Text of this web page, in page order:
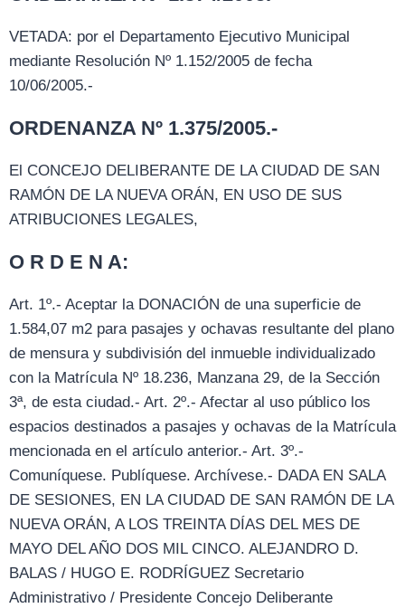
VETADA: por el Departamento Ejecutivo Municipal
mediante Resolución Nº 1.152/2005 de fecha
10/06/2005.-
ORDENANZA Nº 1.375/2005.-
El CONCEJO DELIBERANTE DE LA CIUDAD DE SAN
RAMÓN DE LA NUEVA ORÁN, EN USO DE SUS
ATRIBUCIONES LEGALES,
O R D E N A:
Art. 1º.- Aceptar la DONACIÓN de una superficie de
1.584,07 m2 para pasajes y ochavas resultante del plano
de mensura y subdivisión del inmueble individualizado
con la Matrícula Nº 18.236, Manzana 29, de la Sección
3ª, de esta ciudad.- Art. 2º.- Afectar al uso público los
espacios destinados a pasajes y ochavas de la Matrícula
mencionada en el artículo anterior.- Art. 3º.-
Comuníquese. Publíquese. Archívese.- DADA EN SALA
DE SESIONES, EN LA CIUDAD DE SAN RAMÓN DE LA
NUEVA ORÁN, A LOS TREINTA DÍAS DEL MES DE
MAYO DEL AÑO DOS MIL CINCO. ALEJANDRO D.
BALAS / HUGO E. RODRÍGUEZ Secretario
Administrativo / Presidente Concejo Deliberante